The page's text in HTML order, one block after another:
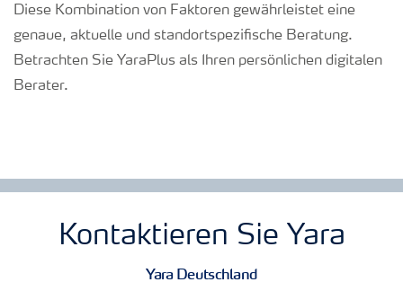
Diese Kombination von Faktoren gewährleistet eine
genaue, aktuelle und standortspezifische Beratung.
Betrachten Sie YaraPlus als Ihren persönlichen digitalen
Berater.
Kontaktieren Sie Yara
Yara Deutschland